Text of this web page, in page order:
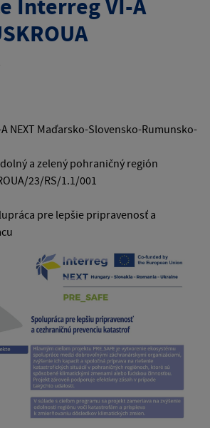
Interreg VI-A
NEXT Maďarsko-Slovensko-Rumunsko-
a zelený pohraničný región
23/RS/1.1/001
pre lepšie pripravenosť a